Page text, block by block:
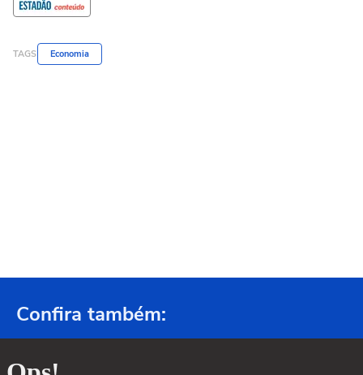
TAGS Economia
Confira também: